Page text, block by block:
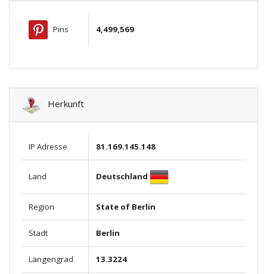
Pins 4,499,569
Herkunft
IP Adresse 81.169.145.148
Land Deutschland
Region State of Berlin
Stadt Berlin
Längengrad 13.3224